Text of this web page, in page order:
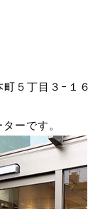
５丁目３−１６
ーです。